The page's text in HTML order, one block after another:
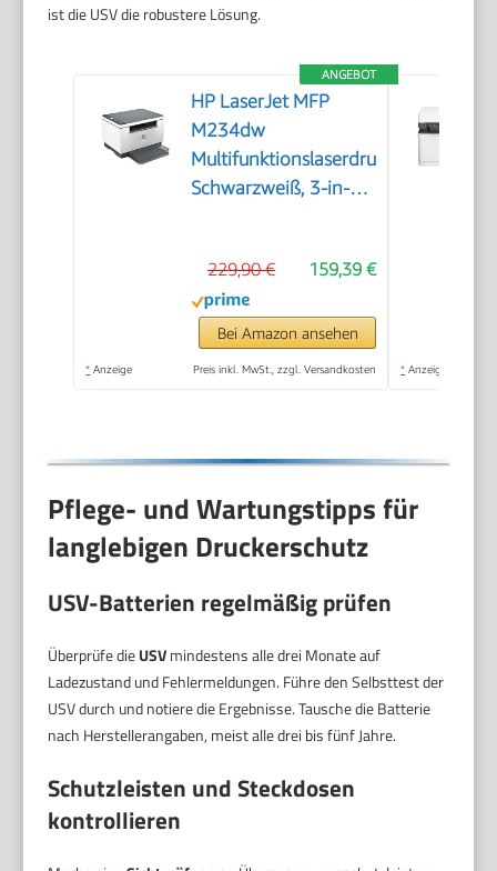
ist die USV die robustere Lösung.
ANGEBOT
HP LaserJet MFP
M234dw
Multifunktionslaserdrucker,
Schwarzweiß, 3-in-1
Duplex, Airprint, 29
S/Min
159,39 €
229,90 €
Bei Amazon ansehen
* Anzeige Preis inkl. MwSt., zzgl. Versandkosten * Anzeige
Pflege- und Wartungstipps für
langlebigen Druckerschutz
USV-Batterien regelmäßig prüfen
Überprüfe dieUSVmindestens alle drei Monate auf
Ladezustand und Fehlermeldungen. Führe den Selbsttest der
USV durch und notiere die Ergebnisse. Tausche die Batterie
nach Herstellerangaben, meist alle drei bis fünf Jahre.
Schutzleisten und Steckdosen
kontrollieren